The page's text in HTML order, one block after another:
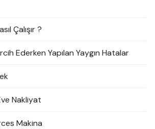
Çalışır ?
Ederken Yapılan Yaygın Hatalar
Nakliyat
Makina